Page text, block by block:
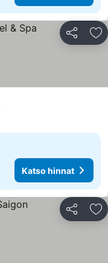
Jaa
Katso hinnat
Jaa